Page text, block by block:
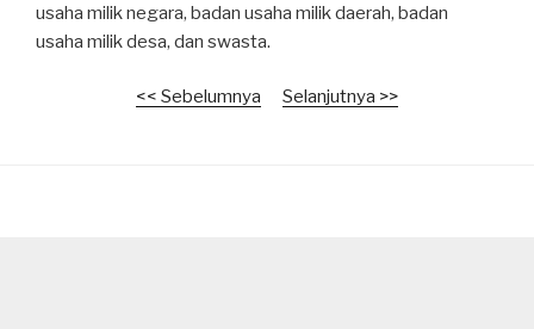
usaha milik negara, badan usaha milik daerah, badan
usaha milik desa, dan swasta.
<< Sebelumnya Selanjutnya >>